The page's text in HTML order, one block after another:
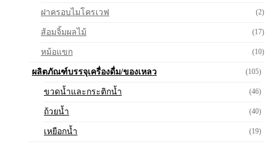
ฝาครอบไมโครเวฟ (2)
ส้อมจิ้มผลไม้ (17)
หม้อแขก (10)
ผลิตภัณฑ์บรรจุเครื่องดื่ม/ของเหลว (105)
ขวดน้ำและกระติกน้ำ (46)
ถ้วยน้ำ (40)
เหยือกน้ำ (19)